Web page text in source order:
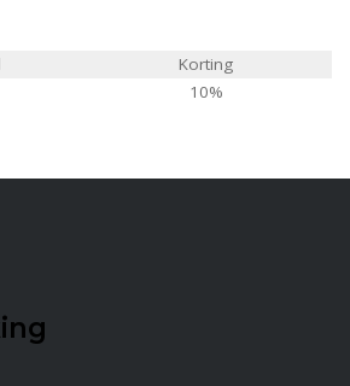
Korting
10%